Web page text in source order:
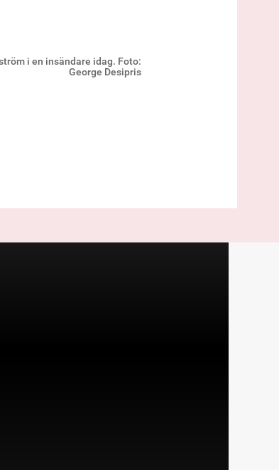
i en insändare idag. Foto:
George Desipris